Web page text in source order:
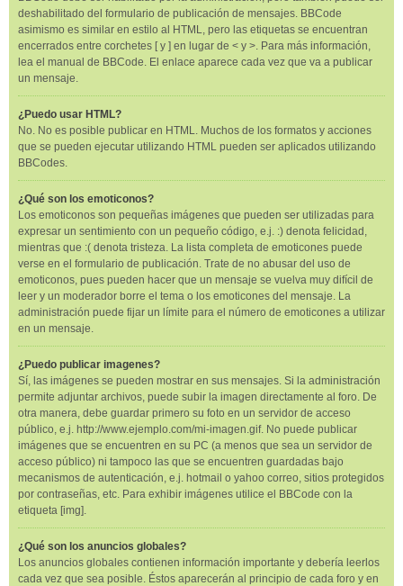
deshabilitado del formulario de publicación de mensajes. BBCode
asimismo es similar en estilo al HTML, pero las etiquetas se encuentran
encerrados entre corchetes [ y ] en lugar de < y >. Para más información,
lea el manual de BBCode. El enlace aparece cada vez que va a publicar
un mensaje.
¿Puedo usar HTML?
No. No es posible publicar en HTML. Muchos de los formatos y acciones
que se pueden ejecutar utilizando HTML pueden ser aplicados utilizando
BBCodes.
¿Qué son los emoticonos?
Los emoticonos son pequeñas imágenes que pueden ser utilizadas para
expresar un sentimiento con un pequeño código, e.j. :) denota felicidad,
mientras que :( denota tristeza. La lista completa de emoticones puede
verse en el formulario de publicación. Trate de no abusar del uso de
emoticonos, pues pueden hacer que un mensaje se vuelva muy difícil de
leer y un moderador borre el tema o los emoticones del mensaje. La
administración puede fijar un límite para el número de emoticones a utilizar
en un mensaje.
¿Puedo publicar imagenes?
Sí, las imágenes se pueden mostrar en sus mensajes. Si la administración
permite adjuntar archivos, puede subir la imagen directamente al foro. De
otra manera, debe guardar primero su foto en un servidor de acceso
público, e.j. http://www.ejemplo.com/mi-imagen.gif. No puede publicar
imágenes que se encuentren en su PC (a menos que sea un servidor de
acceso público) ni tampoco las que se encuentren guardadas bajo
mecanismos de autenticación, e.j. hotmail o yahoo correo, sitios protegidos
por contraseñas, etc. Para exhibir imágenes utilice el BBCode con la
etiqueta [img].
¿Qué son los anuncios globales?
Los anuncios globales contienen información importante y debería leerlos
cada vez que sea posible. Éstos aparecerán al principio de cada foro y en